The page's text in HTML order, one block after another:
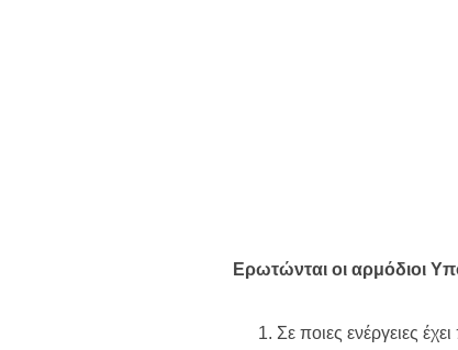
Ερωτώνται οι αρμόδιοι
Σε ποιες ενέργειες